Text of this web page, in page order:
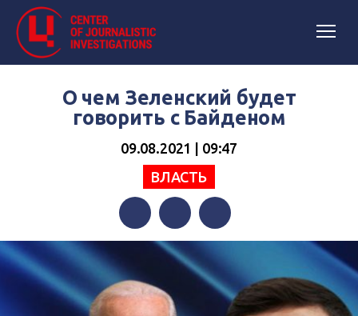
О чем Зеленский будет
говорить с Байденом
09.08.2021 | 09:47
ВЛАСТЬ
FacebookTwitterTelegram